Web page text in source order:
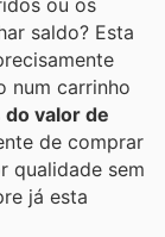
saldo? Esta
num carrinho
valor de
de comprar
qualidade sem
já esta